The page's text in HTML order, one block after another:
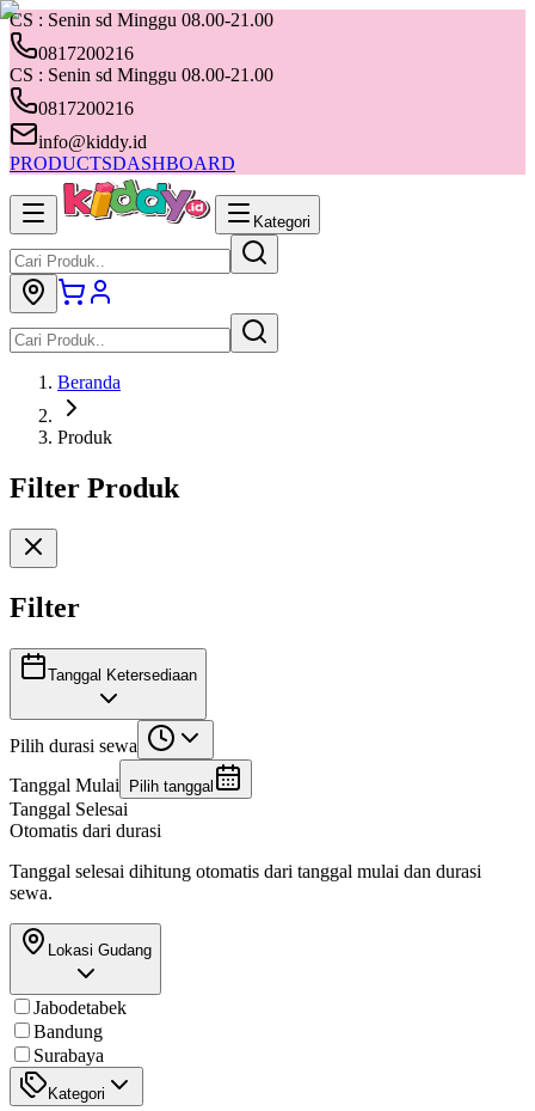
CS : Senin sd Minggu 08.00-21.00
0817200216
CS : Senin sd Minggu 08.00-21.00
0817200216
info@kiddy.id
PRODUCTSDASHBOARD
Kategori
Beranda
Produk
Filter Produk
Filter
Tanggal Ketersediaan
Pilih durasi sewa
Tanggal Mulai
Pilih tanggal
Tanggal Selesai
Otomatis dari durasi
Tanggal selesai dihitung otomatis dari tanggal mulai dan durasi
sewa.
Lokasi Gudang
Jabodetabek
Bandung
Surabaya
Kategori